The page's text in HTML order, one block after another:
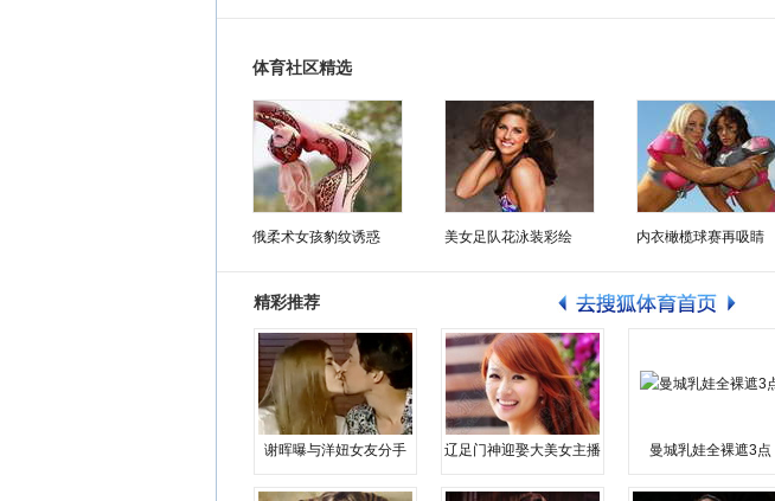
体育社区精选
俄柔术女孩豹纹诱惑 美女足队花泳装彩绘 内衣橄榄球赛再吸睛
精彩推荐
谢晖曝与洋妞女友分手 辽足门神迎娶大美女主播 曼城乳娃全裸遮3点